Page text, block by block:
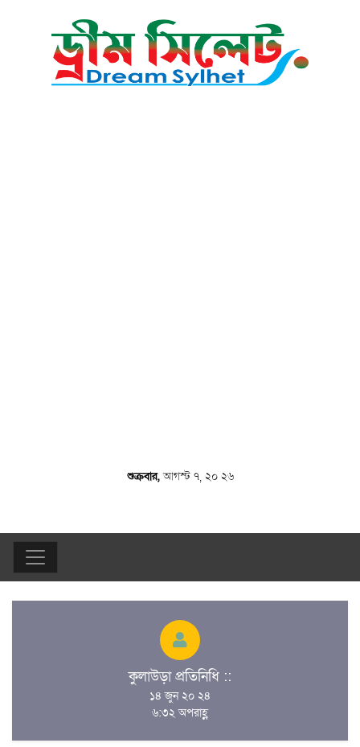
শুক্রবার,আগস্ট ৭, ২০ ২৬
কুলাউড়া প্রতিনিধি ::
১৪ জুন ২০ ২৪
৬:৩২ অপরাহ্ণ